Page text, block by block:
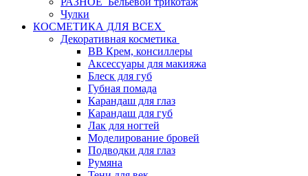
Чулки
КОСМЕТИКА ДЛЯ ВСЕХ
Декоративная косметика
BB Крем, консиллеры
Аксессуары для макияжа
Блеск для губ
Губная помада
Карандаш для глаз
Карандаш для губ
Лак для ногтей
Моделирование бровей
Подводки для глаз
Румяна